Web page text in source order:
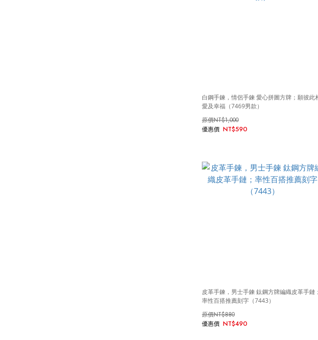
白鋼手鍊，情侶手鍊 愛心拼圖方牌；願彼此
愛及幸福（7469男款）
NT$1,000
NT$590
皮革手鍊，男士手鍊 鈦鋼方牌編織皮革手鏈；
率性百搭推薦刻字（7443）
NT$880
NT$490